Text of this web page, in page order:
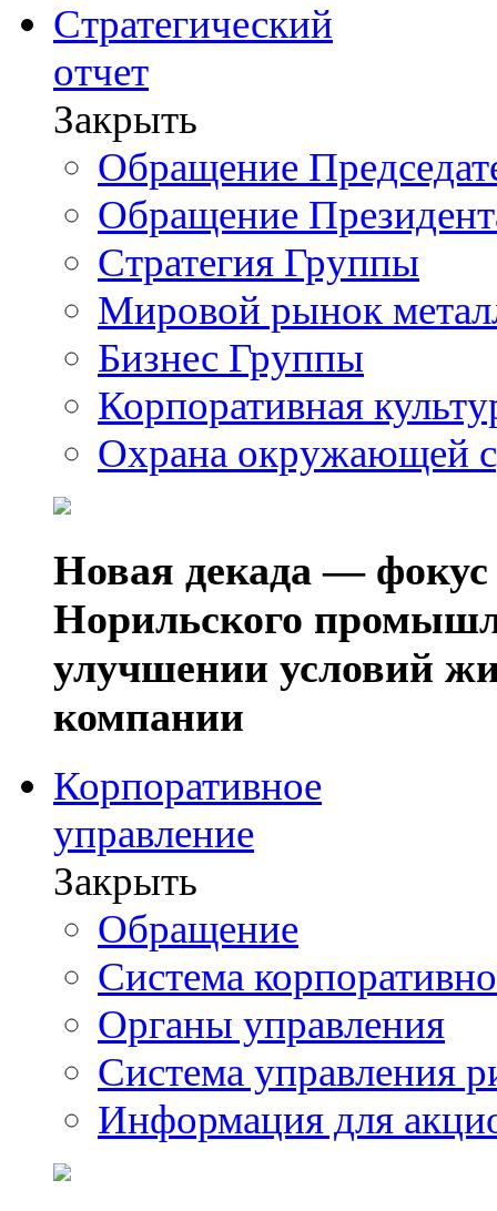
Стратегический
отчет
Закрыть
Обращение
Обращение
Стратегия Группы
Мировой рынок
Бизнес Группы
Корпоративная
Охрана окружающей
Новая декада — фокус
Норильского
улучшении условий
компании
Корпоративное
управление
Закрыть
Обращение
Система
Органы управления
Система управления
Информация для